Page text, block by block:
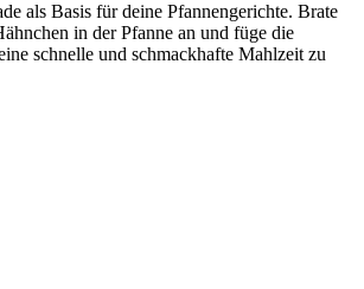
als Basis für deine Pfannengerichte. Brate
in der Pfanne an und füge die
schnelle und schmackhafte Mahlzeit zu